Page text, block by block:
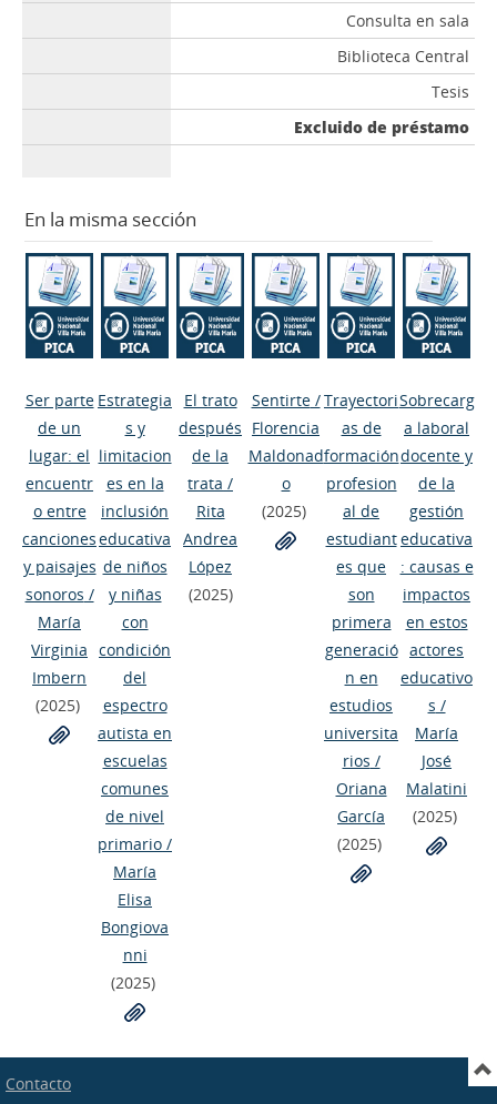
Consulta en sala
Biblioteca Central
Tesis
Excluido de préstamo
En la misma sección
Ser parte
de un
lugar: el
encuentr
o entre
canciones
y paisajes
sonoros /
María
Virginia
Imbern
(2025)
Estrategia
s y
limitacion
es en la
inclusión
educativa
de niños
y niñas
con
condición
del
espectro
autista en
escuelas
comunes
de nivel
primario /
María
Elisa
Bongiova
nni
(2025)
El trato
después
de la
trata /
Rita
Andrea
López
(2025)
Sentirte/
Florencia
Maldonad
o
(2025)
Trayectori
as de
formación
profesion
al de
estudiant
es que
son
primera
generació
n en
estudios
universita
rios /
Oriana
García
(2025)
Sobrecarg
a laboral
docente y
de la
gestión
educativa
: causas e
impactos
en estos
actores
educativo
s /
María
José
Malatini
(2025)
Contacto